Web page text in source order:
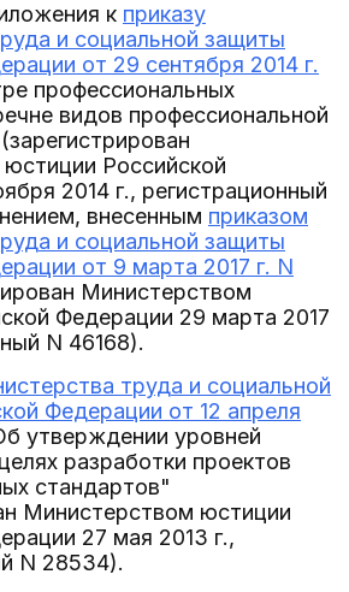
к приказу
и социальной защиты
от 29 сентября 2014 г.
профессиональных
видов профессиональной
Российской
2014 г., регистрационный
внесенным приказом
и социальной защиты
от 9 марта 2017 г. N
Министерством
Федерации 29 марта 2017
N 46168).
труда и социальной
Федерации от 12 апреля
утверждении уровней
разработки проектов
стандартов"
Министерством юстиции
27 мая 2013 г.,
N 28534).